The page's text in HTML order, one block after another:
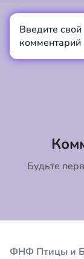
ФНФ Птицы и
Будьте
Введите свой
комментарий